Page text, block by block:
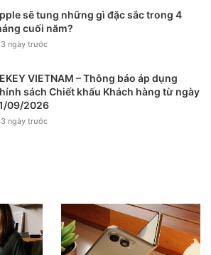
chung > Hạn chế > Nhập mật khẩu và
cần ẩn đi.
danh
sẽ tung những gì đặc sắc trong 4
cuối năm?
3 ngày trước
VIETNAM – Thông báo áp dụng
sách Chiết khấu Khách hàng từ ngày
09/2026
3 ngày trước